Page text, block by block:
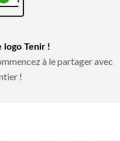
logo Tenir !
à le partager avec
!